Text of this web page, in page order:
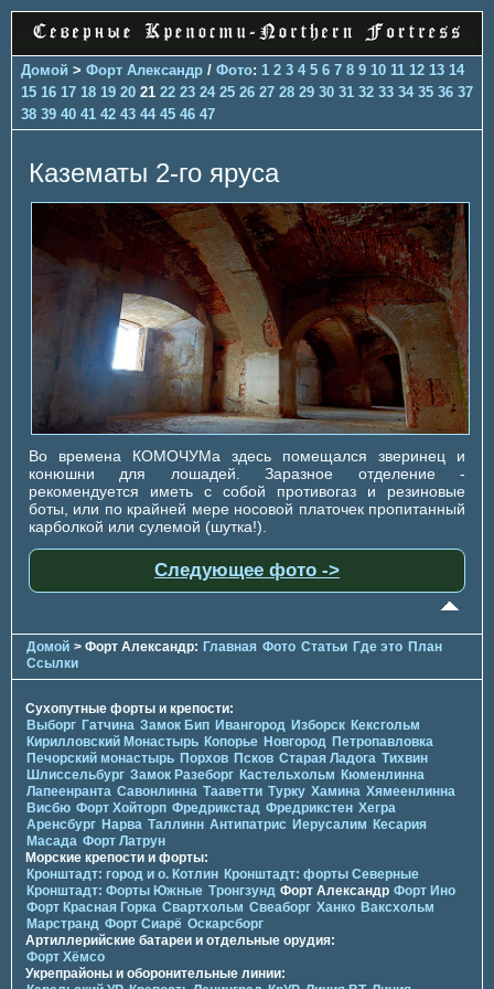
Домой > Форт Александр / Фото: 1 2 3 4 5 6 7 8 9 10 11 12 13 14
15 16 17 18 19 20 21 22 23 24 25 26 27 28 29 30 31 32 33 34 35 36 37
38 39 40 41 42 43 44 45 46 47
Казематы 2-го яруса
Во времена КОМОЧУМа здесь помещался зверинец и
конюшни для лошадей. Заразное отделение -
рекомендуется иметь с собой противогаз и резиновые
боты, или по крайней мере носовой платочек пропитанный
карболкой или сулемой (шутка!).
Следующее фото ->
Домой > Форт Александр: Главная Фото Статьи Где это План
Ссылки
Сухопутные форты и крепости:
Выборг Гатчина Замок Бип Ивангород Изборск Кексгольм
Кирилловский Монастырь Копорье Новгород Петропавловка
Печорcкий монастырь Порхов Псков Старая Ладога Тихвин
Шлиссельбург Замок Разеборг Кастельхольм Кюменлинна
Лапеенранта Савонлинна Тааветти Турку Хамина Хямеенлинна
Висбю Форт Хойторп Фредрикстад Фредрикстен Хегра
Аренсбург Нарва Таллинн Антипатрис Иерусалим Кесария
Масада Форт Латрун
Морские крепости и форты:
Кронштадт: город и о. Котлин Кронштадт: форты Северные
Кронштадт: Форты Южные Тронгзунд Форт Александр Форт Ино
Форт Красная Горка Свартхольм Свеаборг Ханко Ваксхольм
Марстранд Форт Сиарё Оскарсборг
Артиллерийские батареи и отдельные орудия:
Форт Хёмсо
Укрепрайоны и оборонительные линии: